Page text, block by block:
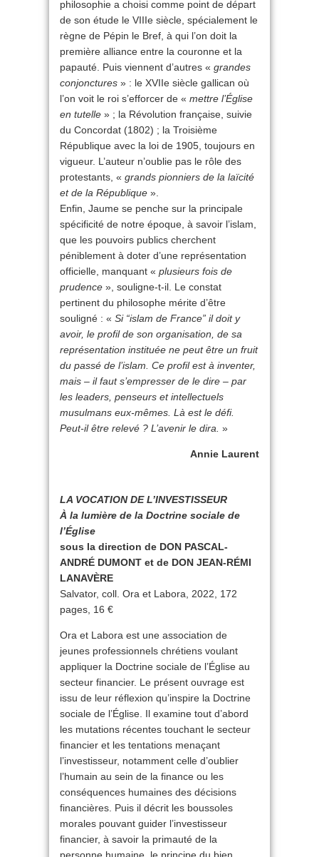
philosophie a choisi comme point de départ
de son étude le VIIIe siècle, spécialement le
règne de Pépin le Bref, à qui l’on doit la
première alliance entre la couronne et la
papauté. Puis viennent d’autres « grandes
conjonctures » : le XVIIe siècle gallican où
l’on voit le roi s’efforcer de « mettre l’Église
en tutelle » ; la Révolution française, suivie
du Concordat (1802) ; la Troisième
République avec la loi de 1905, toujours en
vigueur. L’auteur n’oublie pas le rôle des
protestants, « grands pionniers de la laïcité
et de la République ».
Enfin, Jaume se penche sur la principale
spécificité de notre époque, à savoir l’islam,
que les pouvoirs publics cherchent
péniblement à doter d’une représentation
officielle, manquant « plusieurs fois de
prudence », souligne-t-il. Le constat
pertinent du philosophe mérite d’être
souligné : « Si “islam de France” il doit y
avoir, le profil de son organisation, de sa
représentation instituée ne peut être un fruit
du passé de l’islam. Ce profil est à inventer,
mais – il faut s’empresser de le dire – par
les leaders, penseurs et intellectuels
musulmans eux-mêmes. Là est le défi.
Peut-il être relevé ? L’avenir le dira. »
Annie Laurent
LA VOCATION DE L’INVESTISSEUR
À la lumière de la Doctrine sociale de
l’Église
sous la direction de DON PASCAL-
ANDRÉ DUMONT et de DON JEAN-RÉMI
LANAVÈRE
Salvator, coll. Ora et Labora, 2022, 172
pages, 16 €
Ora et Labora est une association de
jeunes professionnels chrétiens voulant
appliquer la Doctrine sociale de l’Église au
secteur financier. Le présent ouvrage est
issu de leur réflexion qu’inspire la Doctrine
sociale de l’Église. Il examine tout d’abord
les mutations récentes touchant le secteur
financier et les tentations menaçant
l’investisseur, notamment celle d’oublier
l’humain au sein de la finance ou les
conséquences humaines des décisions
financières. Puis il décrit les boussoles
morales pouvant guider l’investisseur
financier, à savoir la primauté de la